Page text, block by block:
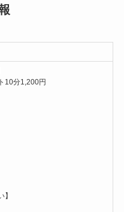
10分1,200円
】